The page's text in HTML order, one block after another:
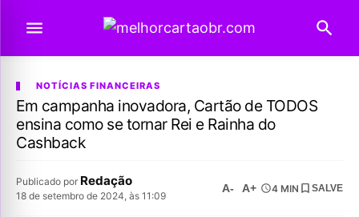
NOTÍCIAS FINANCEIRAS
Em campanha inovadora, Cartão de TODOS
ensina como se tornar Rei e Rainha do
Cashback
Publicado por Redação
18 de setembro de 2024, às 11:09
A- A+ 4 MIN SALVE